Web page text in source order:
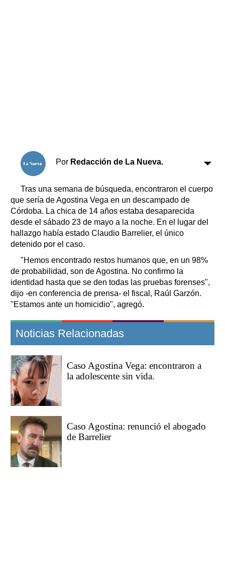
Por Redacción de La Nueva.
Tras una semana de búsqueda, encontraron el cuerpo
que sería de Agostina Vega en un descampado de
Córdoba. La chica de 14 años estaba desaparecida
desde el sábado 23 de mayo a la noche. En el lugar del
hallazgo había estado Claudio Barrelier, el único
detenido por el caso.
"Hemos encontrado restos humanos que, en un 98%
de probabilidad, son de Agostina. No confirmo la
identidad hasta que se den todas las pruebas forenses",
dijo -en conferencia de prensa- el fiscal, Raúl Garzón.
"Estamos ante un homicidio", agregó.
Noticias Relacionadas
Caso Agostina Vega: encontraron a
la adolescente sin vida.
Caso Agostina: renunció el abogado
de Barrelier